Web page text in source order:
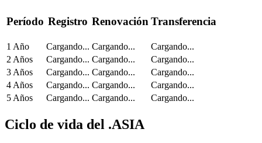
Período Registro RenovaciónTransferencia
1 Año Cargando... Cargando...
Cargando...
2 Años
Cargando... Cargando...
Cargando...
3 Años
Cargando... Cargando...
Cargando...
4 Años
Cargando... Cargando...
Cargando...
5 Años
Cargando... Cargando... Cargando...
Ciclo de vida del .ASIA